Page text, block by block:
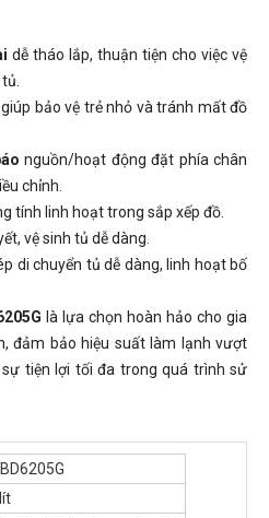
dễ tháo lắp, thuận tiện cho việc vệ
bảo vệ trẻ nhỏ và tránh mất đồ
nguồn/hoạt động đặt phía chân
chỉnh.
tính linh hoạt trong sắp xếp đồ.
vệ sinh tủ dễ dàng.
di chuyển tủ dễ dàng, linh hoạt bố
là lựa chọn hoàn hảo cho gia
đảm bảo hiệu suất làm lạnh vượt
tiện lợi tối đa trong quá trình sử